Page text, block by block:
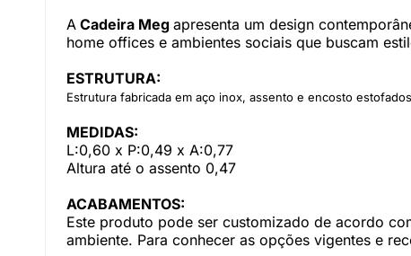
A Cadeira Meg apresenta um design
home offices e ambientes sociais que buscam
ESTRUTURA:
Estrutura fabricada em aço inox, assento e encosto
MEDIDAS:
L:0,60 x P:0,49 x A:0,77
Altura até o assento 0,47
ACABAMENTOS:
Este produto pode ser customizado de acordo
ambiente. Para conhecer as opções vigentes e